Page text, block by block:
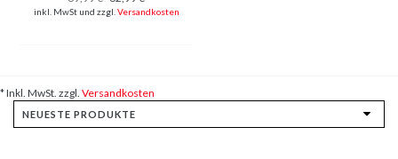
inkl. MwSt und zzgl. Versandkosten
* Inkl. MwSt. zzgl. Versandkosten